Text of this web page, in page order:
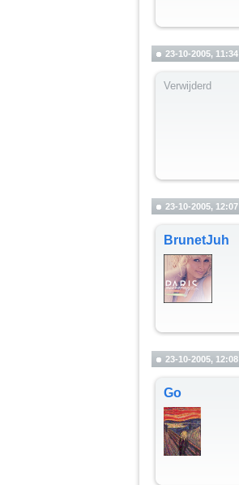
23-10-2005, 11:34
Verwijderd
23-10-2005, 12:07
BrunetJuh
23-10-2005, 12:08
Go